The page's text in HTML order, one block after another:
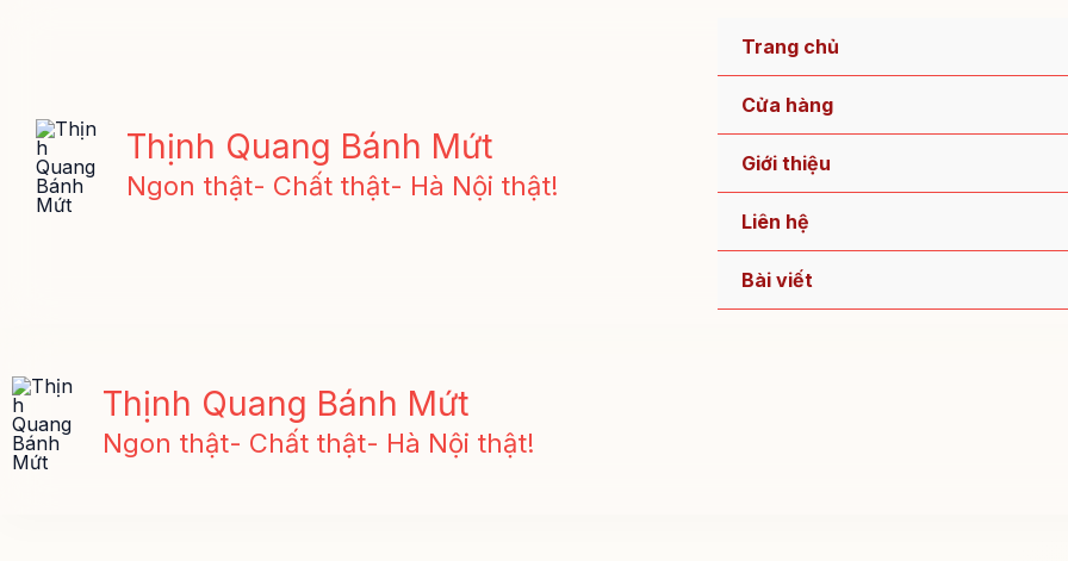
Thịnh Quang Bánh Mứt
Ngon thật- Chất thật- Hà Nội thật!
Trang chủ
Cửa hàng
Giới thiệu
Liên hệ
Bài viết
Thịnh Quang Bánh Mứt
Ngon thật- Chất thật- Hà Nội thật!